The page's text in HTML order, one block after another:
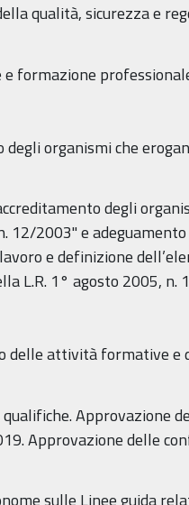
qualità, sicurezza e
organismi che
degli
12/2003" e
e definizione
L.R. 1° agosto 2005, n.
attività formative e
Approvazione
Approvazione delle